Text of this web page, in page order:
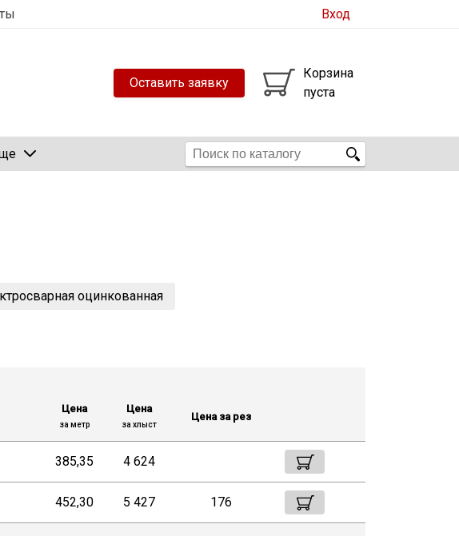
Вход
Корзина
пуста
Оставить заявку
оцинкованная
Цена
за метр
Цена
за хлыст
Цена за рез
385,35 4 624
452,30 5 427 176